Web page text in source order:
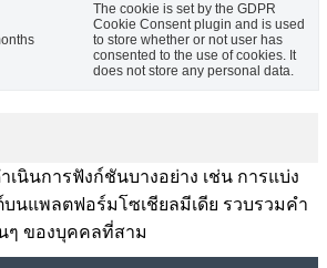
The cookie is set by the GDPR
Cookie Consent plugin and is used
to store whether or not user has
consented to the use of cookies. It
does not store any personal data.
เนินการฟังก์ชันบางอย่าง เช่น การแบ่ง
บนแพลตฟอร์มโซเชียลมีเดีย รวบรวมคำ
ของบุคคลที่สาม